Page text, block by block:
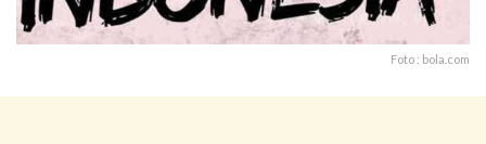
Foto : bola.com